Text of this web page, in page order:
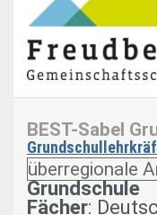
BEST-Sabel
überregionale
Grundschule
Fächer: